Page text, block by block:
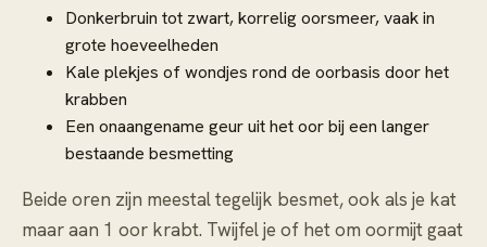
Donkerbruin tot zwart, korrelig oorsmeer, vaak in
grote hoeveelheden
Kale plekjes of wondjes rond de oorbasis door het
krabben
Een onaangename geur uit het oor bij een langer
bestaande besmetting
Beide oren zijn meestal tegelijk besmet, ook als je kat
maar aan 1 oor krabt. Twijfel je of het om oormijt gaat